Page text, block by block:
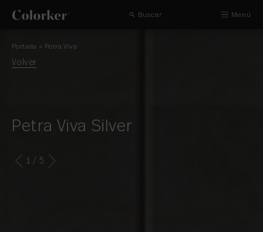
Buscar Menú
Portada » Petra Viva
Volver
Petra Viva Silver
1 / 5